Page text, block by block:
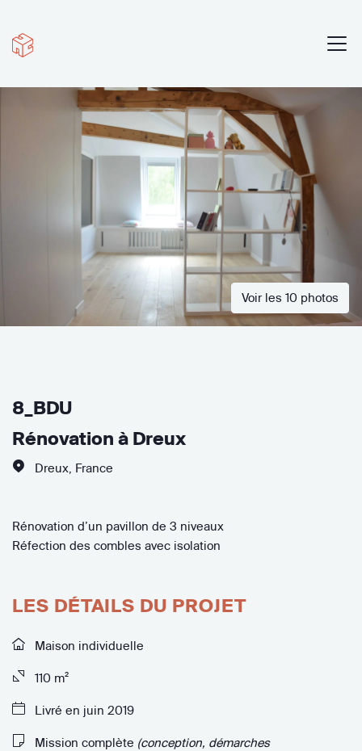
Voir les 10 photos
8_BDU
Rénovation à Dreux
Dreux France
Rénovation d’un pavillon de 3 niveaux
Réfection des combles avec isolation
LES DÉTAILS DU PROJET
Maison individuelle
110 m²
Livré en juin 2019
Mission complète (conception, démarches